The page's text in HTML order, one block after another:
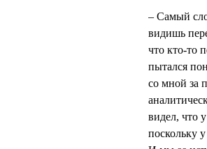
– Самый
видишь
что кто-то
пытался
со мной за
видел, что
поскольку